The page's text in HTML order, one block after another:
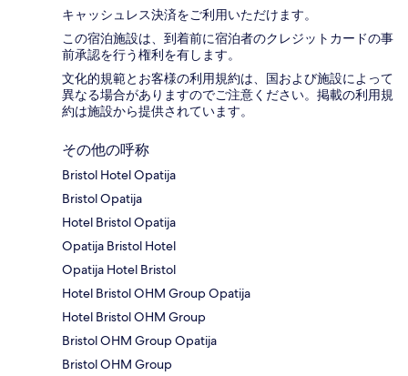
キャッシュレス決済をご利用いただけます。
この宿泊施設は、到着前に宿泊者のクレジットカードの事
前承認を行う権利を有します。
文化的規範とお客様の利用規約は、国および施設によって
異なる場合がありますのでご注意ください。掲載の利用規
約は施設から提供されています。
その他の呼称
Bristol Hotel Opatija
Bristol Opatija
Hotel Bristol Opatija
Opatija Bristol Hotel
Opatija Hotel Bristol
Hotel Bristol OHM Group Opatija
Hotel Bristol OHM Group
Bristol OHM Group Opatija
Bristol OHM Group